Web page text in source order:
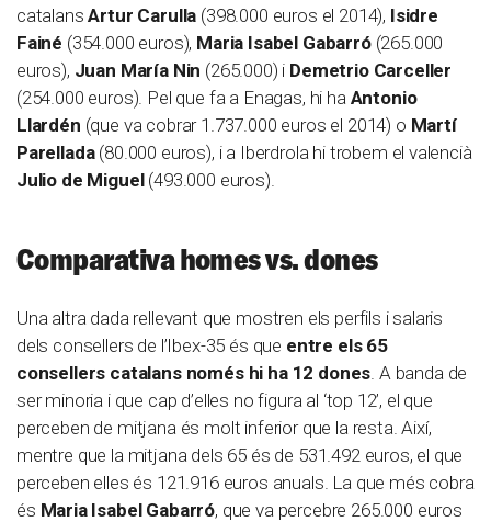
catalansArtur Carulla (398.000 euros el 2014), Isidre
Fainé (354.000 euros), Maria Isabel Gabarró(265.000
euros), Juan María Nin (265.000) i Demetrio Carceller
(254.000 euros). Pel que fa a Enagas, hi ha Antonio
Llardén (que va cobrar 1.737.000 euros el 2014) o Martí
Parellada(80.000 euros), i a Iberdrola hi trobem el valencià
Julio de Miguel(493.000 euros).
Comparativa homes vs. dones
Una altra dada rellevant que mostren els perfils i salaris
dels consellers de l’Ibex-35 és que entre els 65
consellers catalans només hi ha 12 dones . A banda de
ser minoria i que cap d’elles no figura al ‘top 12’, el que
perceben de mitjana és molt inferior que la resta. Així,
mentre que la mitjana dels 65 és de 531.492 euros, el que
perceben elles és 121.916 euros anuals. La que més cobra
és Maria Isabel Gabarró, que va percebre 265.000 euros